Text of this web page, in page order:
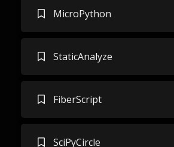
MicroPython
StaticAnalyze
FiberScript
SciPyCircle